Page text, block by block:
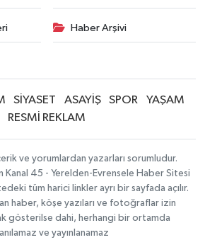
Haber Arşivi
SİYASET ASAYİŞ SPOR
YAŞAM
RESMİ REKLAM
ve yorumlardan yazarları sorumludur.
Kanal 45 - Yerelden-Evrensele Haber Sitesi
tüm harici linkler ayrı bir sayfada açılır.
haber, köşe yazıları ve fotoğraflar izin
gösterilse dahi, herhangi bir ortamda
ve yayınlanamaz